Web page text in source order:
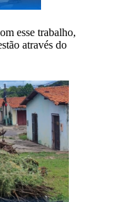
esse trabalho,
através do